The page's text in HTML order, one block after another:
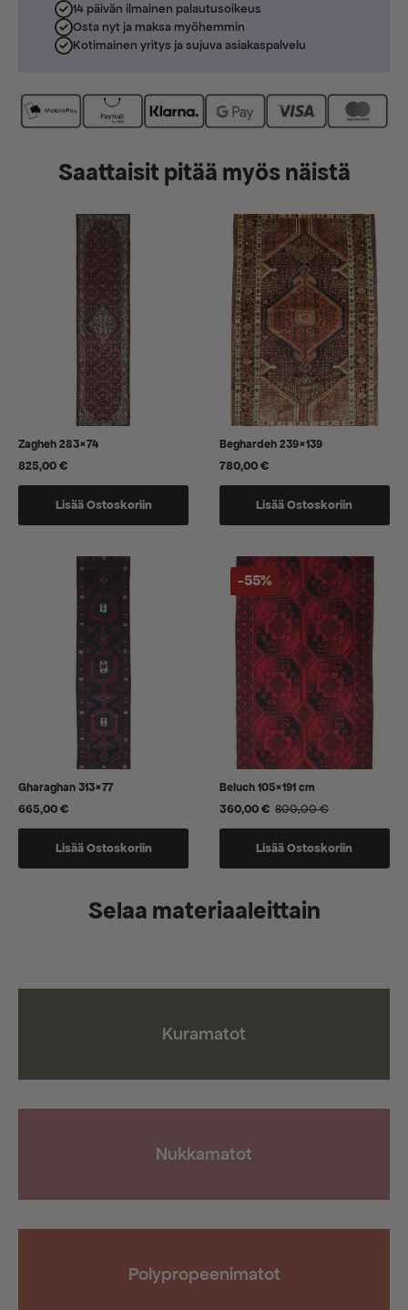
14 päivän ilmainen palautusoikeus
Osta nyt ja maksa myöhemmin
Kotimainen yritys ja sujuva asiakaspalvelu
Saattaisit pitää myös näistä
Zagheh 283×74
825,00€
Lisää Ostoskoriin
Beghardeh 239×139
780,00€
Lisää Ostoskoriin
Gharaghan 313×77
665,00€
Lisää Ostoskoriin
-55%
Beluch 105×191 cm
800,00€
Alkuperäinen
hinta
360,00€
Nykyinen
hinta
Lisää Ostoskoriin
Selaa materiaaleittain
Kuramatot
Nukkamatot
Polypropeenimatot